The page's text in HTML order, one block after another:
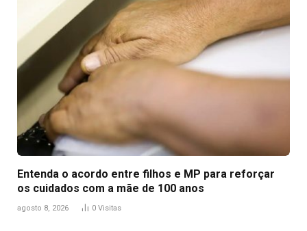
Entenda o acordo entre filhos e MP para reforçar
os cuidados com a mãe de 100 anos
agosto 8, 2026 0 Visitas